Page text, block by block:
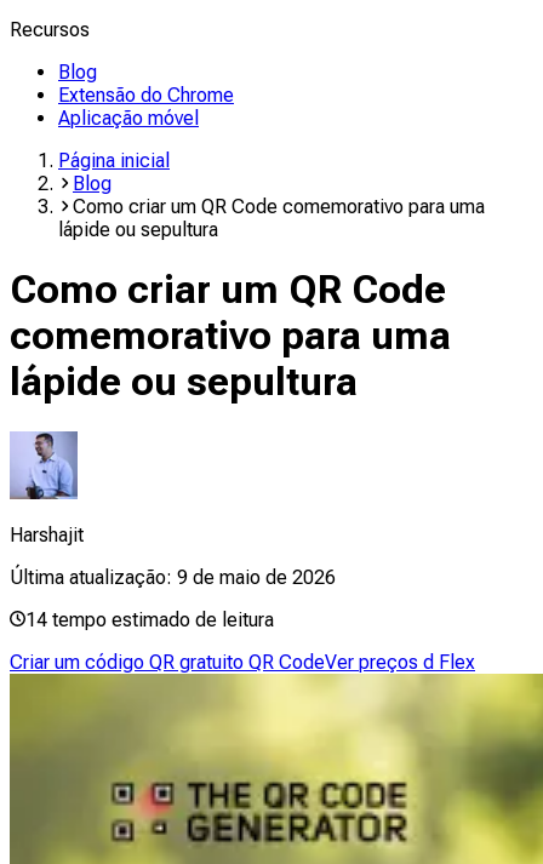
Recursos
Blog
Extensão do Chrome
Aplicação móvel
Página inicial
Blog
Como criar um QR Code comemorativo para uma
lápide ou sepultura
Como criar um QR Code
comemorativo para uma
lápide ou sepultura
Harshajit
Última atualização: 9 de maio de 2026
14 tempo estimado de leitura
Criar um código QR gratuito QR CodeVer preços d Flex